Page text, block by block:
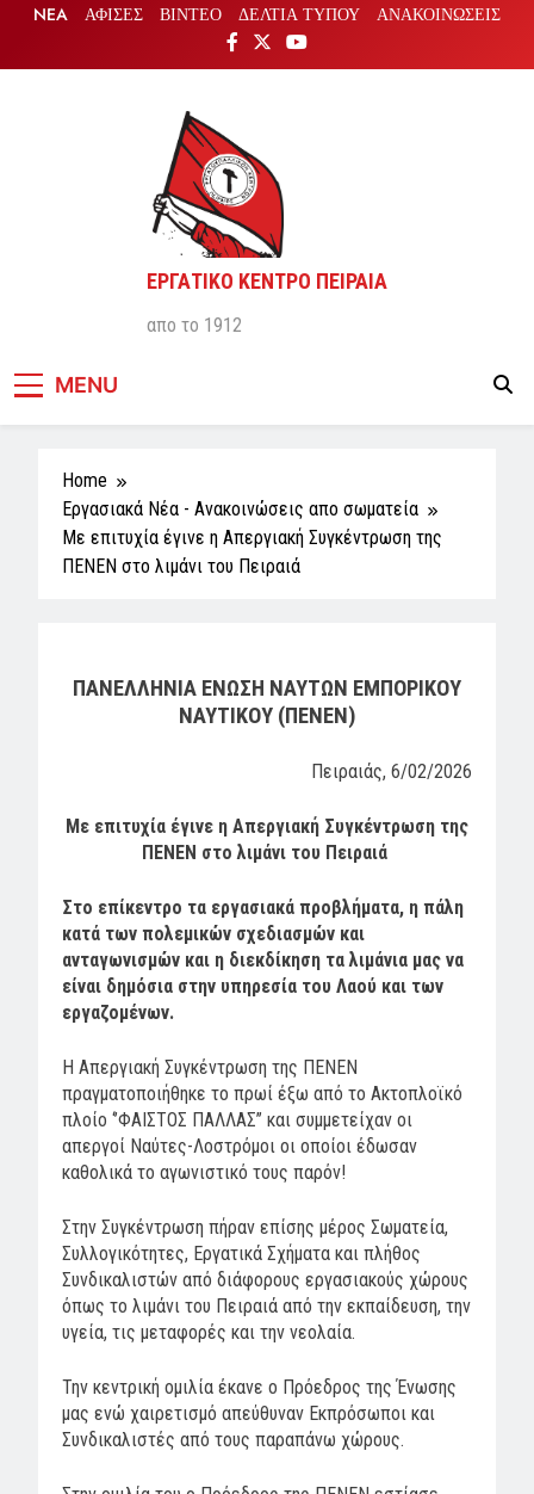
content
NEA ΑΦΙΣΕΣ ΒΙΝΤΕΟ ΔΕΛΤΙΑ ΤΥΠΟΥ ΑΝΑΚΟΙΝΩΣΕΙΣ
ΕΡΓΑΤΙΚΟ ΚΕΝΤΡΟ ΠΕΙΡΑΙΑ
απο το 1912
MENU
Home
Εργασιακά Νέα - Aνακοινώσεις απο σωματεία
Με επιτυχία έγινε η Απεργιακή Συγκέντρωση της
ΠΕΝΕΝ στο λιμάνι του Πειραιά
ΠΑΝΕΛΛΗΝΙΑ ΕΝΩΣΗ ΝΑΥΤΩΝ ΕΜΠΟΡΙΚΟΥ
ΝΑΥΤΙΚΟΥ (ΠΕΝΕΝ)
Πειραιάς, 6/02/2026
Με επιτυχία έγινε η Απεργιακή Συγκέντρωση της
ΠΕΝΕΝ στο λιμάνι του Πειραιά
Στο επίκεντρο τα εργασιακά προβλήματα, η πάλη
κατά των πολεμικών σχεδιασμών και
ανταγωνισμών και η διεκδίκηση τα λιμάνια μας να
είναι δημόσια στην υπηρεσία του Λαού και των
εργαζομένων.
Η Απεργιακή Συγκέντρωση της ΠΕΝΕΝ
πραγματοποιήθηκε το πρωί έξω από το Ακτοπλοϊκό
πλοίο ‘’ΦΑΙΣΤΟΣ ΠΑΛΛΑΣ’’ και συμμετείχαν οι
απεργοί Ναύτες-Λοστρόμοι οι οποίοι έδωσαν
καθολικά το αγωνιστικό τους παρόν!
Στην Συγκέντρωση πήραν επίσης μέρος Σωματεία,
Συλλογικότητες, Εργατικά Σχήματα και πλήθος
Συνδικαλιστών από διάφορους εργασιακούς χώρους
όπως το λιμάνι του Πειραιά από την εκπαίδευση, την
υγεία, τις μεταφορές και την νεολαία.
Την κεντρική ομιλία έκανε ο Πρόεδρος της Ένωσης
μας ενώ χαιρετισμό απεύθυναν Εκπρόσωποι και
Συνδικαλιστές από τους παραπάνω χώρους.